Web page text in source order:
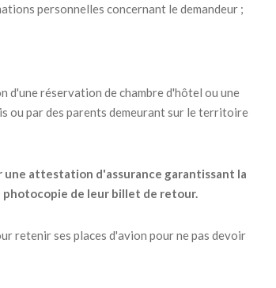
personnelles concernant le demandeur ;
d'une réservation de chambre d'hôtel ou une
ou par des parents demeurant sur le territoire
une attestation d'assurance garantissant la
de leur billet de retour.
retenir ses places d'avion pour ne pas devoir